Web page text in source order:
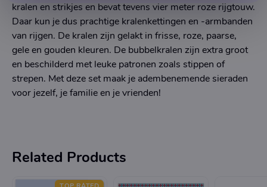
kralen en strikjes en bevat tevens vier meter roze rijgtouw.
Daar kun je dus prachtige kralenkettingen en -armbanden
van rijgen. De kralen zijn gelakt in frisse, roze, paarse,
gele en gouden kleuren. De bubbelkralen zijn extra groot
en beschilderd met leuke patronen zoals stippen of
strepen. Met deze set maak je adembenemende sieraden
voor jezelf, je familie en je vrienden!
Related Products